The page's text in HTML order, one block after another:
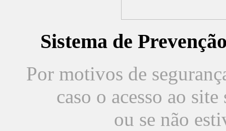
Sistema de
Por motivos de
caso o acesso ao
ou se não